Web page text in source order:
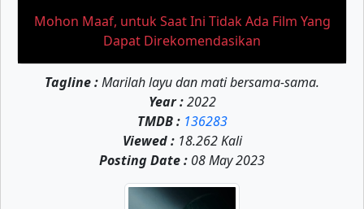
Mohon Maaf, untuk Saat Ini Tidak Ada Film Yang
Dapat Direkomendasikan
Tagline :Marilah layu dan mati bersama-sama.
Year :2022
TMDB : 136283
Viewed :18.262 Kali
Posting Date : 08 May 2023